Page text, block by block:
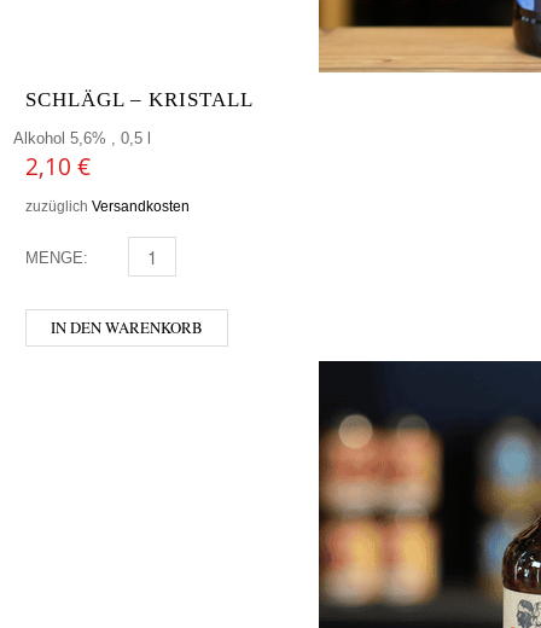
SCHLÄGL – KRISTALL
Alkohol 5,6% , 0,5 l
2,10 €
zuzüglich Versandkosten
MENGE: SCHLÄGL - KRISTALL MENGE
IN DEN WARENKORB